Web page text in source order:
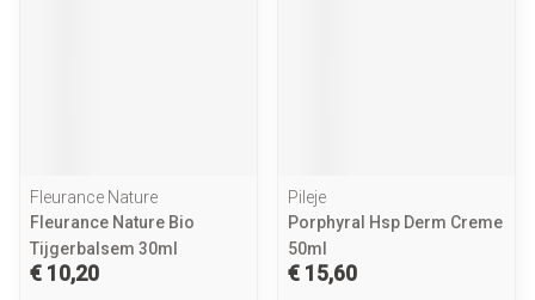
Fleurance Nature
Fleurance Nature Bio
Tijgerbalsem 30ml
€ 10,20
Pileje
Porphyral Hsp Derm Creme
50ml
€ 15,60